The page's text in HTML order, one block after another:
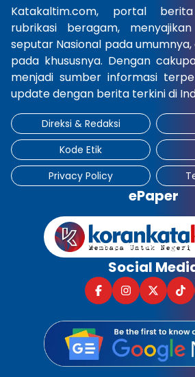
Katakaltim.com, portal
rubrikasi beragam,
seputar Nasional pada
pada khususnya. Dengan
menjadi sumber informasi
update dengan berita terkini di
Direksi & Redaksi
Kode Etik
Privacy Policy
ePaper
Social